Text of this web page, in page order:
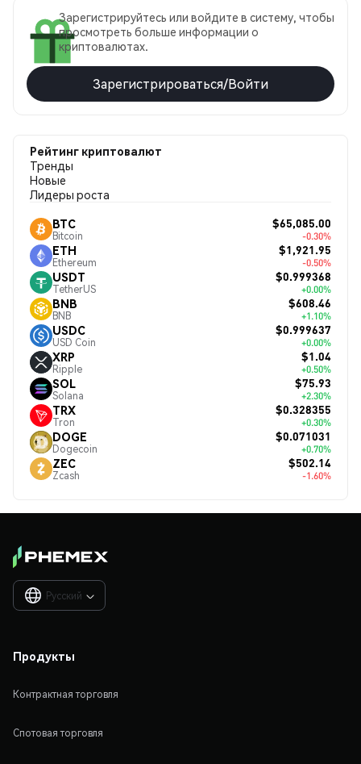
Зарегистрируйтесь или войдите в систему, чтобы
просмотреть больше информации о
криптовалютах.
Зарегистрироваться/Войти
Рейтинг криптовалют
Тренды
Новые
Лидеры роста
BTC
Bitcoin
$65,085.00
-0.30%
ETH
Ethereum
$1,921.95
-0.50%
USDT
TetherUS
$0.999368
+0.00%
BNB
BNB
$608.46
+1.10%
USDC
USD Coin
$0.999637
+0.00%
XRP
Ripple
$1.04
+0.50%
SOL
Solana
$75.93
+2.30%
TRX
Tron
$0.328355
+0.30%
DOGE
Dogecoin
$0.071031
+0.70%
ZEC
Zcash
$502.14
-1.60%
Русский 
Продукты
Контрактная торговля
Спотовая торговля